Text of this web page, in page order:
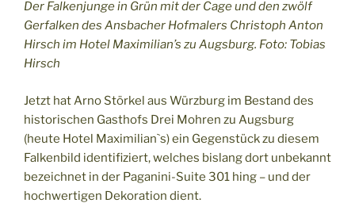
Der Falkenjunge in Grün mit der Cage und den zwölf
Gerfalken des Ansbacher Hofmalers Christoph Anton
Hirsch im Hotel Maximilian’s zu Augsburg. Foto: Tobias
Hirsch
Jetzt hat Arno Störkel aus Würzburg im Bestand des
historischen Gasthofs Drei Mohren zu Augsburg
(heute Hotel Maximilian`s) ein Gegenstück zu diesem
Falkenbild identifiziert, welches bislang dort unbekannt
bezeichnet in der Paganini-Suite 301 hing – und der
hochwertigen Dekoration dient.